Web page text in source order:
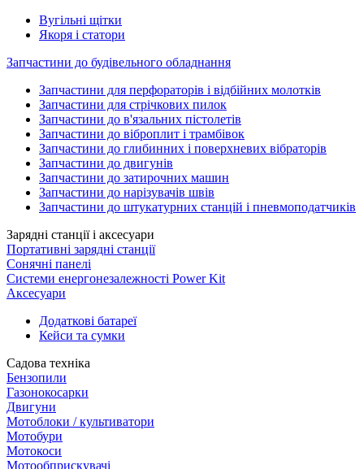
Вугільні щітки
Якоря і статори
Запчастини до будівельного обладнання
Запчастини для перфораторів і відбійних молотків
Запчастини для стрічкових пилок
Запчастини до в'язальних пістолетів
Запчастини до віброплит і трамбівок
Запчастини до глибинних і поверхневих вібраторів
Запчастини до двигунів
Запчастини до затирочних машин
Запчастини до нарізувачів швів
Запчастини до штукатурних станцій і пневмоподатчиків
Зарядні станції і аксесуари
Портативні зарядні станції
Сонячні панелі
Системи енергонезалежності Power Kit
Аксесуари
Додаткові батареї
Кейси та сумки
Садова техніка
Бензопили
Газонокосарки
Двигуни
Мотоблоки / культиватори
Мотобури
Мотокоси
Мотообприскувачі